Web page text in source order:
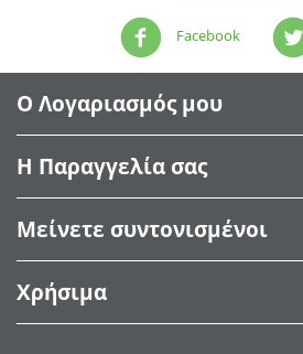
Facebook
Ο Λογαριασμός μου
Η Παραγγελία σας
Μείνετε συντονισμένοι
Χρήσιμα